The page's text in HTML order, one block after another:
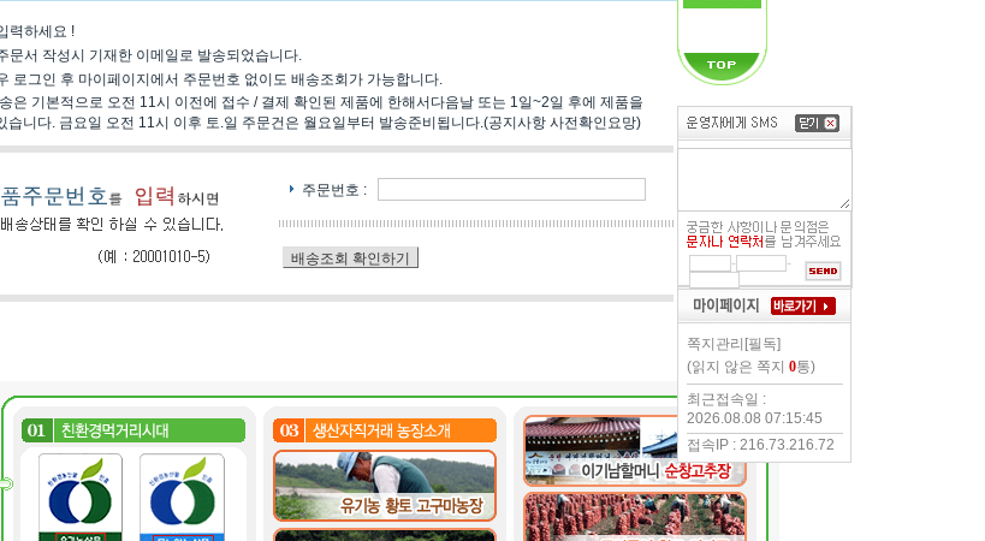
력하세요 !
문서 작성시 기재한 이메일로 발송되었습니다.
로그인 후 마이페이지에서 주문번호 없이도 배송조회가 가능합니다.
은 기본적으로 오전 11시 이전에 접수 / 결제 확인된 제품에 한해서다음날 또는 1일~2일 후에 제품을
니다. 금요일 오전 11시 이후 토.일 주문건은 월요일부터 발송준비됩니다.(공지사항 사전확인요망)
주문번호 :
- -
쪽지관리[필독]
(읽지 않은 쪽지 0통)
최근접속일 :
2026.08.08 07:15:45
접속IP : 216.73.216.72